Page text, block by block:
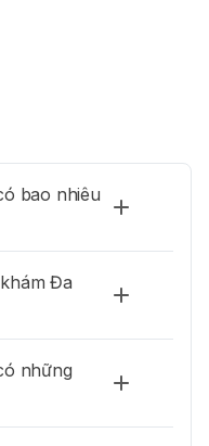
đông bệnh nhân đặt
nhu cầu thăm khám thì
phải chờ đợi lâu.
bao nhiêu
Đa
những